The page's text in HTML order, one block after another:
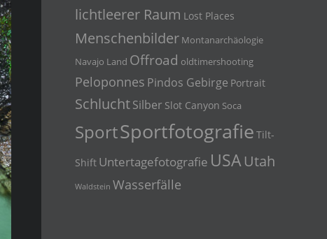
lichtleerer Raum Lost Places
Menschenbilder Montanarchäologie
Navajo Land Offroad oldtimershooting
Peloponnes Pindos Gebirge Portrait
SchluchtSilber Slot Canyon Soca
SportSportfotografie Tilt-
Shift Untertagefotografie USAUtah
Waldstein Wasserfälle